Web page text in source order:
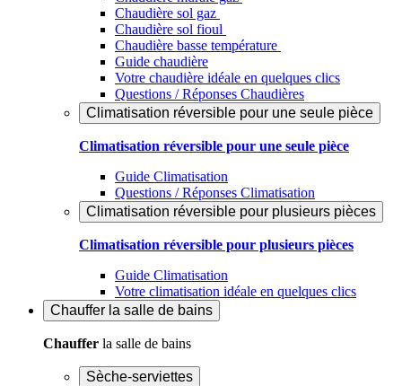
Chaudière sol gaz
Chaudière sol fioul
Chaudière basse température
Guide chaudière
Votre chaudière idéale en quelques clics
Questions / Réponses Chaudières
Climatisation réversible pour une seule pièce
Climatisation réversible pour une seule pièce
Guide Climatisation
Questions / Réponses Climatisation
Climatisation réversible pour plusieurs pièces
Climatisation réversible pour plusieurs pièces
Guide Climatisation
Votre climatisation idéale en quelques clics
Chauffer la salle de bains
Chauffer la salle de bains
Sèche-serviettes